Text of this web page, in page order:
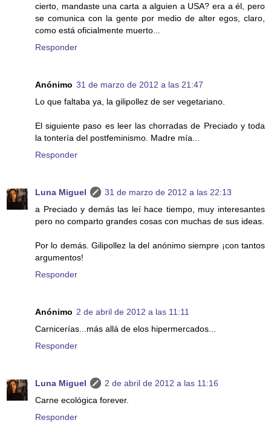
cierto, mandaste una carta a alguien a USA? era a él, pero
se comunica con la gente por medio de alter egos, claro,
como está oficialmente muerto...
Responder
Anónimo 31 de marzo de 2012 a las 21:47
Lo que faltaba ya, la gilipollez de ser vegetariano.
El siguiente paso es leer las chorradas de Preciado y toda
la tontería del postfeminismo. Madre mía...
Responder
Luna Miguel
31 de marzo de 2012 a las 22:13
a Preciado y demás las leí hace tiempo, muy interesantes
pero no comparto grandes cosas con muchas de sus ideas.
Por lo demás. Gilipollez la del anónimo siempre ¡con tantos
argumentos!
Responder
Anónimo 2 de abril de 2012 a las 11:11
Carnicerías...más allá de elos hipermercados...
Responder
Luna Miguel
2 de abril de 2012 a las 11:16
Carne ecológica forever.
Responder